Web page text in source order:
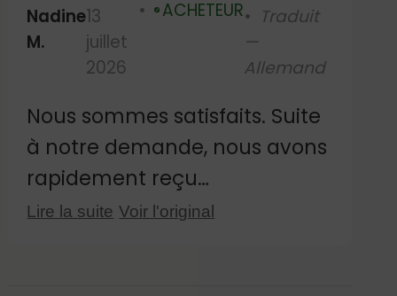
comme prévu et sont
conformes aux photos. Nous
ne pouvons pas encore nous
prononcer sur leur durabilité,
leur durée de vie ni la facilité
avec laquelle on peut les
retirer.
Nadine
M.
13
juillet
2026
Vérifié
ACHETEUR
Traduit
—
Allemand
Nous sommes satisfaits. Suite
à notre demande, nous avons
rapidement reçu
confirmation du nombre de
Lire la suite Voir l'original